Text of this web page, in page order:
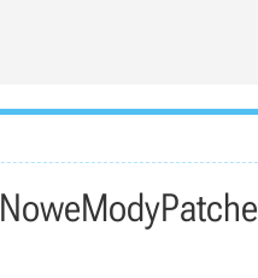
NoweModyPatche